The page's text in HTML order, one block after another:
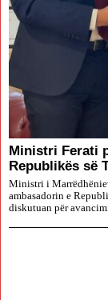
Ministri Ferati
Republikës së
Ministri i
ambasadorin e
diskutuan për